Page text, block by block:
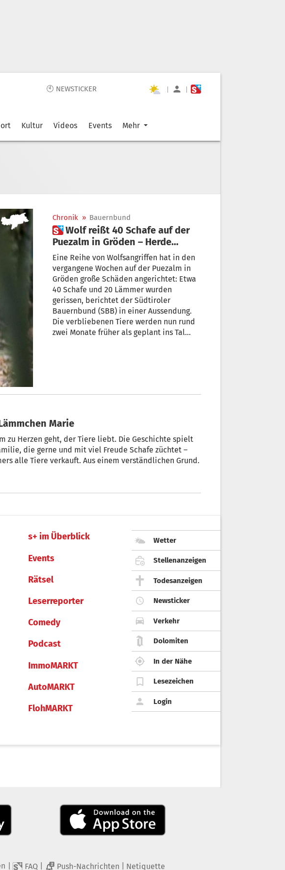
🕙 NEWSTICKER | |
Kultur Videos Events Mehr
Chronik » Bauernbund
 Wolf reißt 40 Schafe auf der
Puezalm in Gröden – Herde
vorzeitig abgetrieben
Eine Reihe von Wolfsangriffen hat in den
vergangene Wochen auf der Puezalm in
Gröden große Schäden angerichtet: Etwa
40 Schafe und 20 Lämmer wurden
gerissen, berichtet der Südtiroler
Bauernbund (SBB) in einer Aussendung.
Die verbliebenen Tiere werden nun rund
zwei Monate früher als geplant ins Tal
Marie
zu Herzen geht, der Tiere liebt. Die Geschichte spielt
die gerne und mit viel Freude Schafe züchtet –
alle Tiere verkauft. Aus einem verständlichen Grund.
s+ im Überblick
Events
Rätsel
Leserreporter
Comedy
Podcast
ImmoMARKT
AutoMARKT
FlohMARKT
Wetter
Stellenanzeigen
Todesanzeigen
Newsticker
Verkehr
Dolomiten
In der Nähe
Lesezeichen
Login
FAQ 2 Push-Nachrichten Netiquette